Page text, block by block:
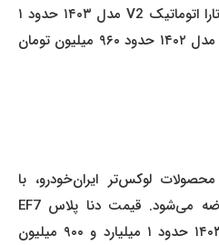
دنده‌ای عرضه می‌شود. قیمت تارا اتوماتیک V2 مدل ۱۴۰۳ حدود ۱
میلیارد و ۶۵۰ میلیون تومان و مدل ۱۴۰۲ حدود ۹۶۰ میلیون تومان
لوکس‌تر ایران‌خودرو، با
قیمت‌های بالاتری در بازار عرضه می‌شود. قیمت دنا پلاس EF7
اتوماتیک توربو آپشنال مدل ۱۴۰۳ حدود ۱ میلیارد و ۹۰۰ میلیون